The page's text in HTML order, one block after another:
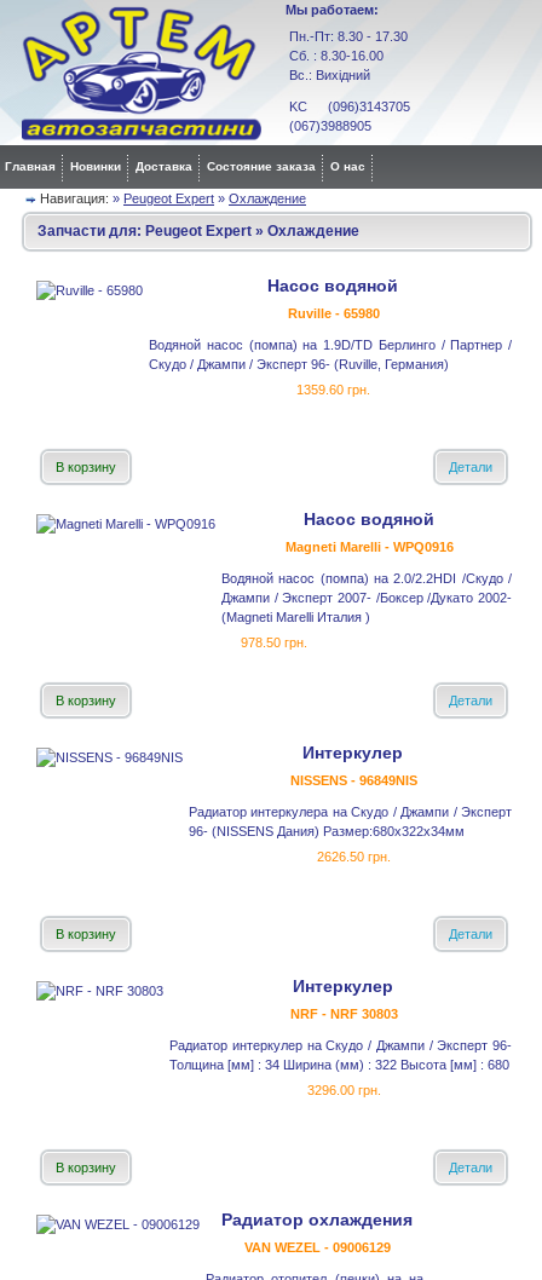
Мы работаем:
Пн.-Пт: 8.30 - 17.30
Сб. : 8.30-16.00
Вс.: Вихідний
KC (096)3143705
(067)3988905
Главная Новинки Доставка Состояние заказа О нас
Навигация: » Peugeot Expert » Охлаждение
Запчасти для: Peugeot Expert » Охлаждение
Насос водяной
Ruville - 65980
Водяной насос (помпа) на 1.9D/TD Берлинго / Партнер /
Скудо / Джампи / Эксперт 96- (Ruville, Германия)
1359.60 грн.
В корзину Детали
Насос водяной
Magneti Marelli - WPQ0916
Водяной насос (помпа) на 2.0/2.2HDI /Скудо /
Джампи / Эксперт 2007- /Боксер /Дукато 2002-
(Magneti Marelli Италия )
978.50 грн.
В корзину Детали
Интеркулер
NISSENS - 96849NIS
Радиатор интеркулера на Скудо / Джампи / Эксперт
96- (NISSENS Дания) Размер:680х322х34мм
2626.50 грн.
В корзину Детали
Интеркулер
NRF - NRF 30803
Радиатор интеркулер на Скудо / Джампи / Эксперт 96-
Толщина [мм] : 34 Ширина (мм) : 322 Высота [мм] : 680
3296.00 грн.
В корзину Детали
Радиатор охлаждения
VAN WEZEL - 09006129